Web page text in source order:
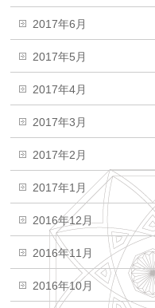
2017年6月
2017年5月
2017年4月
2017年3月
2017年2月
2017年1月
2016年12月
2016年11月
2016年10月